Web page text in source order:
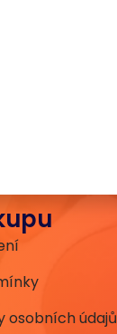
osobních údajů